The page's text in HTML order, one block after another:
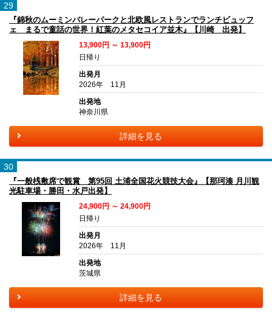
29
『錦秋のムーミンバレーパークと北欧風レストランでランチビュッフ
ェ まるで童話の世界！紅葉のメタセコイア並木』【川崎 出発】
13,900円 ～ 13,900円
日帰り
出発月
2026年 11月
出発地
神奈川県
詳細を見る
30
『一般桟敷席で観賞 第95回 土浦全国花火競技大会』【那珂湊 月川観
光駐車場・勝田・水戸出発】
24,900円 ～ 24,900円
日帰り
出発月
2026年 11月
出発地
茨城県
詳細を見る